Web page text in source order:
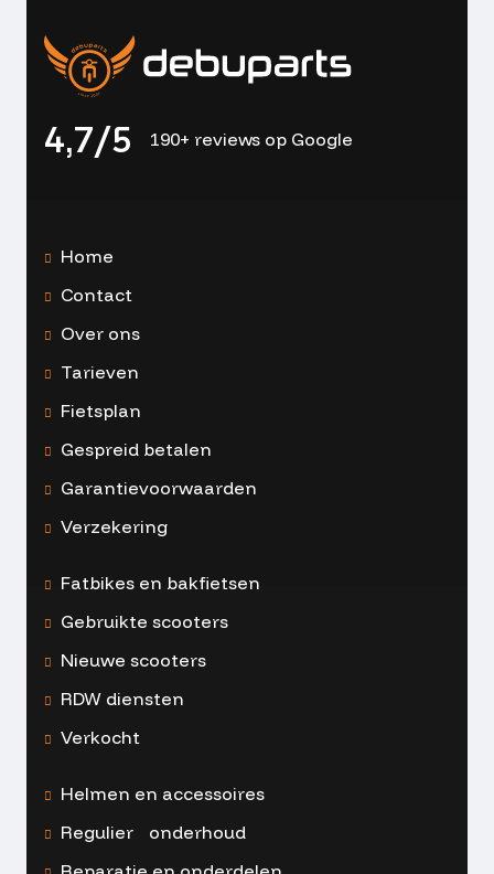
4,7/5 190+ reviews op Google
Home
Contact
Over ons
Tarieven
Fietsplan
Gespreid betalen
Garantievoorwaarden
Verzekering
Fatbikes en bakfietsen
Gebruikte scooters
Nieuwe scooters
RDW diensten
Verkocht
Helmen en accessoires
Regulier onderhoud